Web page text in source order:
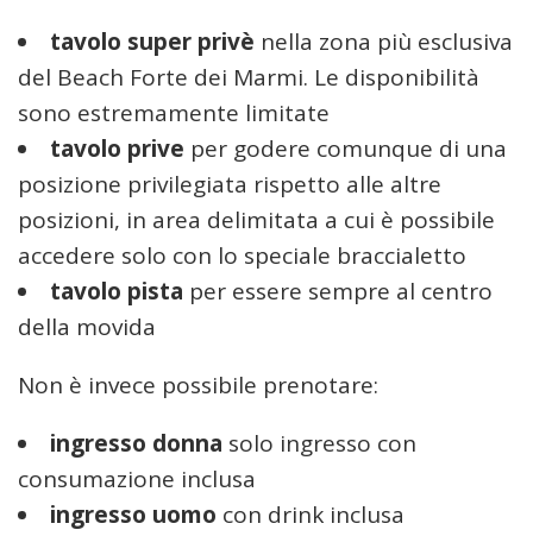
tavolo super privè nella zona più esclusiva
del Beach Forte dei Marmi. Le disponibilità
sono estremamente limitate
tavolo prive per godere comunque di una
posizione privilegiata rispetto alle altre
posizioni, in area delimitata a cui è possibile
accedere solo con lo speciale braccialetto
tavolo pista per essere sempre al centro
della movida
Non è invece possibile prenotare:
ingresso donna solo ingresso con
consumazione inclusa
ingresso uomo con drink inclusa